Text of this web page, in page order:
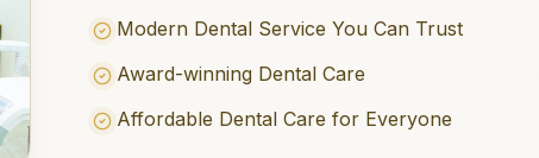
Modern Dental Service You Can Trust
Award-winning Dental Care
Affordable Dental Care for Everyone